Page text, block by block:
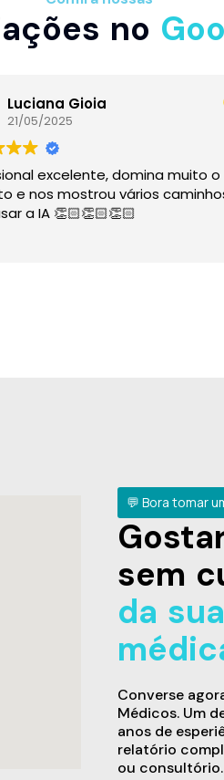
no
Luciana Gioia
21/05/2025
excelente, domina muito o
e nos mostrou vários
a IA 👏🏻👏🏻👏🏻
💬 Bora tomar
sem
da
Converse
Médicos. Um
anos de
relatório
ou consultório.